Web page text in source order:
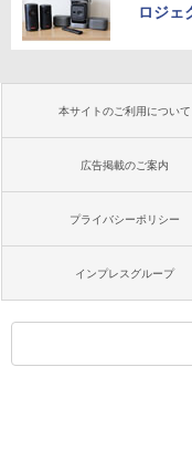
ロジェ
本サイトのご利用について
広告掲載のご案内
プライバシーポリシー
インプレスグループ